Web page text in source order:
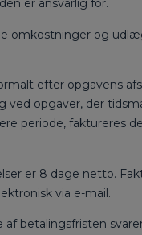
er ansvarlig for.
omkostninger og
efter opgavens
ved opgaver, der
periode, faktureres
er 8 dage netto.
via e-mail.
af betalingsfristen